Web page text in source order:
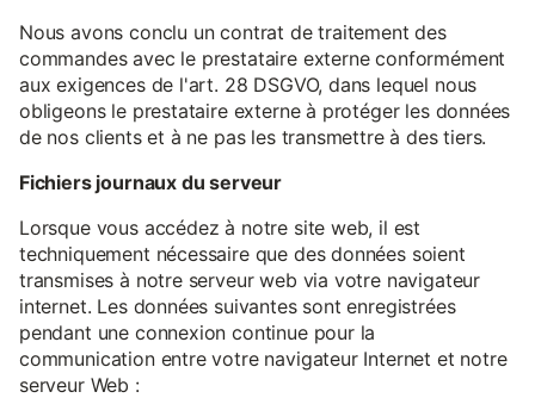
Nous avons conclu un contrat de traitement des
commandes avec le prestataire externe conformément
aux exigences de l'art. 28 DSGVO, dans lequel nous
obligeons le prestataire externe à protéger les données
de nos clients et à ne pas les transmettre à des tiers.
Fichiers journaux du serveur
Lorsque vous accédez à notre site web, il est
techniquement nécessaire que des données soient
transmises à notre serveur web via votre navigateur
internet. Les données suivantes sont enregistrées
pendant une connexion continue pour la
communication entre votre navigateur Internet et notre
serveur Web :